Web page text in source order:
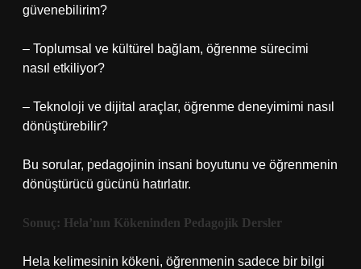
güvenebilirim?
– Toplumsal ve kültürel bağlam, öğrenme sürecimi
nasıl etkiliyor?
– Teknoloji ve dijital araçlar, öğrenme deneyimimi nasıl
dönüştürebilir?
Bu sorular, pedagojinin insani boyutunu ve öğrenmenin
dönüştürücü gücünü hatırlatır.
Sonuç: Hela’nın Kökeninden Pedagojik Dersler
Hela kelimesinin kökeni, öğrenmenin sadece bir bilgi